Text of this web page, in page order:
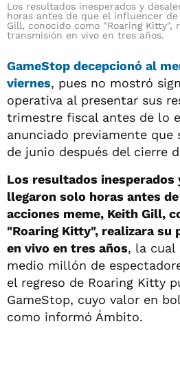
Los resultados inesperados y
horas antes de que el influencer de
Gill, conocido como "Roaring Kitty",
transmisión en vivo en tres años.
GameStop decepcionó al
viernes, pues no mostró
operativa al presentar sus
trimestre fiscal antes de lo
anunciado previamente que
de junio después del cierre
Los resultados inesperados
llegaron solo horas antes
acciones meme, Keith Gill,
"Roaring Kitty", realizara su
en vivo en tres años, la cual
medio millón de
el regreso de Roaring Kitty
GameStop, cuyo valor en
como informó Ámbito.